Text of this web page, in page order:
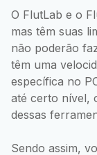
O FlutLab e o
mas têm suas
não poderão
têm uma
específica no
até certo nível,
dessas
Sendo assim,